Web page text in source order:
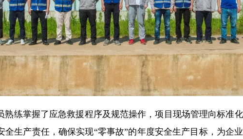
熟练掌握了应急救援程序及规范操作，项目现场管理向标准
全生产责任，确保实现“零事故”的年度安全生产目标，为企